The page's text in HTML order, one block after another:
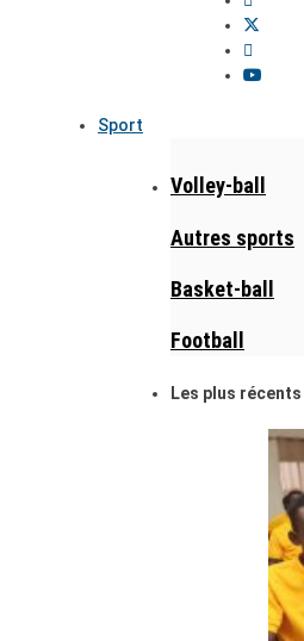
Sport
Volley-ball
Autres sports
Basket-ball
Football
Les plus récents